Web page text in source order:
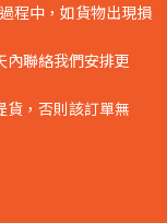
程中，如貨物出現損
內聯絡我們安排更
貨，否則該訂單無